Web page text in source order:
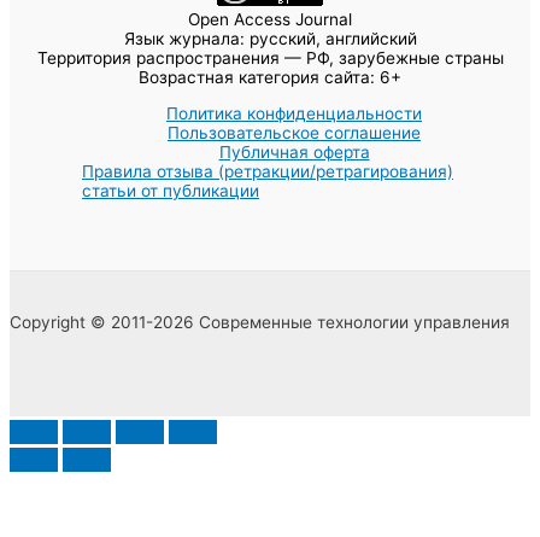
Open Access Journal
Язык журнала: русский, английский
Территория распространения — РФ, зарубежные страны
Возрастная категория сайта: 6+
Политика конфиденциальности
Пользовательское соглашение
Публичная оферта
Правила отзыва (ретракции/ретрагирования)
статьи от публикации
Copyright © 2011-2026 Современные технологии управления